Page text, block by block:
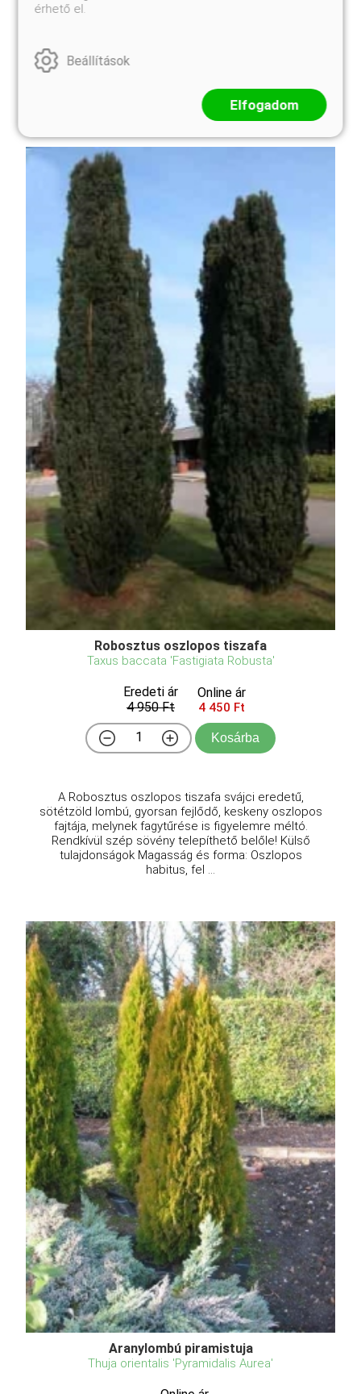
szétterülő, később, ahogy ágemeletei egymásra
épülnek, 2 méteres magasságot is elérő, majdnem
ellenálló, amerikai eredetű fajta. Zóna:5a
Robosztus oszlopos tiszafa
Taxus baccata 'Fastigiata Robusta'
Eredeti ár
4 950 Ft
Online ár
4 450 Ft
Kosárba
A Robosztus oszlopos tiszafa svájci eredetű,
sötétzöld lombú, gyorsan fejlődő, keskeny oszlopos
fajtája, melynek fagytűrése is figyelemre méltó.
Rendkívül szép sövény telepíthető belőle! Külső
tulajdonságok Magasság és forma: Oszlopos
habitus, fel ...
Aranylombú piramistuja
Thuja orientalis 'Pyramidalis Aurea'
érhető el.
Beállítások
Elfogadom